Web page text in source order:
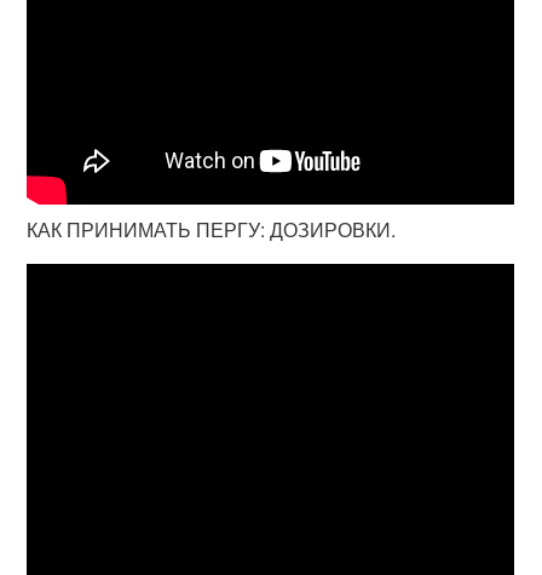
КАК ПРИНИМАТЬ ПЕРГУ: ДОЗИРОВКИ.